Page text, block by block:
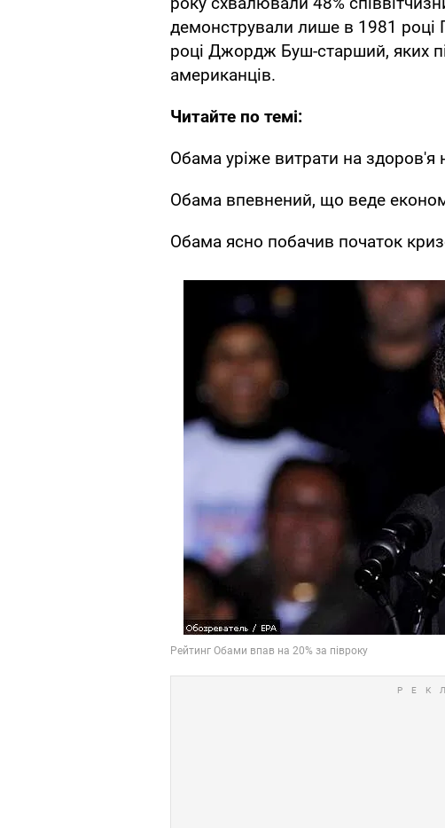
демонстрували лише в 1981 році
році Джордж Буш-старший, яких
американців.
Читайте по темі:
Обама уріже витрати на здоров'я
Обама впевнений, що веде
Обама ясно побачив початок